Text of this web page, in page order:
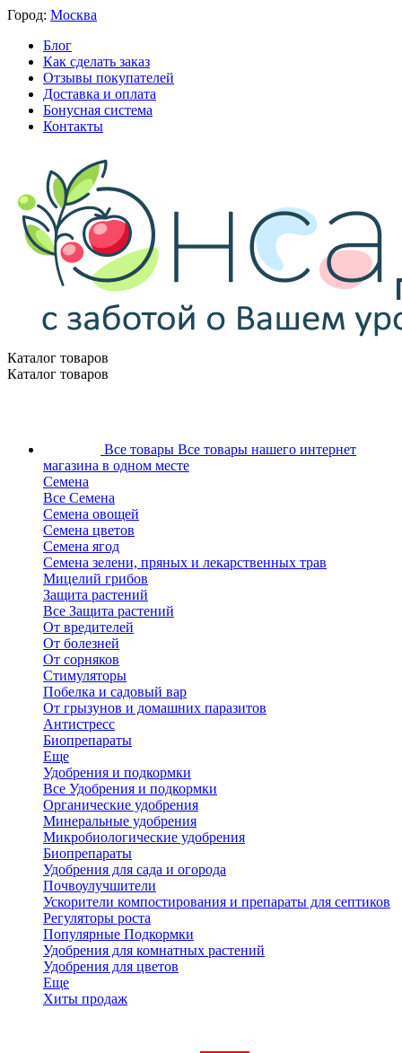
Город: Москва
Блог
Как сделать заказ
Отзывы покупателей
Доставка и оплата
Бонусная система
Контакты
Каталог товаров
Каталог товаров
Все товары Все товары нашего интернет
магазина в одном месте
Семена
Все Семена
Семена овощей
Семена цветов
Семена ягод
Семена зелени, пряных и лекарственных трав
Мицелий грибов
Защита растений
Все Защита растений
От вредителей
От болезней
От сорняков
Стимуляторы
Побелка и садовый вар
От грызунов и домашних паразитов
Антистресс
Биопрепараты
Еще
Удобрения и подкормки
Все Удобрения и подкормки
Органические удобрения
Минеральные удобрения
Микробиологические удобрения
Биопрепараты
Удобрения для сада и огорода
Почвоулучшители
Ускорители компостирования и препараты для септиков
Регуляторы роста
Популярные Подкормки
Удобрения для комнатных растений
Удобрения для цветов
Еще
Хиты продаж